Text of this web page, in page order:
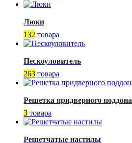
Люки
132 товара
Пескоуловитель
263 товара
Решетка придверного поддона
3 товара
Решетчатые настилы